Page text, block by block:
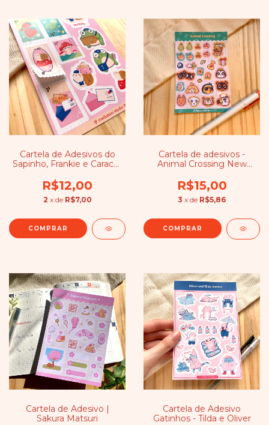
Cartela de Adesivos do
Sapinho, Frankie e Caracol,
R$12,00
2 x de R$7,00
Cartela de adesivos -
Animal Crossing New
R$15,00
3 x de R$5,86
Cartela de Adesivo |
Sakura Matsuri
Cartela de Adesivo
Gatinhos - Tilda e Oliver